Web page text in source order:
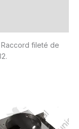
fileté de